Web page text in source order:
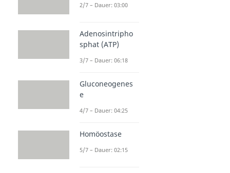
2/7 – Dauer: 03:00
Adenosintripho
sphat (ATP)
3/7 – Dauer: 06:18
Gluconeogenes
e
4/7 – Dauer: 04:25
Homöostase
5/7 – Dauer: 02:15